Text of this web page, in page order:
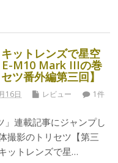
キットレンズで星空
E-M10 Mark IIIの巻
ツ番外編第三回】
16日 レビュー
1件
」連載記事にジャンプし
撮影のトリセツ【第三
ットレンズで星…